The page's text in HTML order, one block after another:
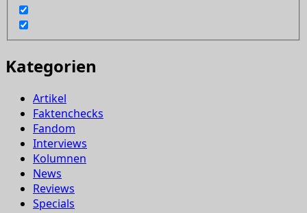
Kategorien
Artikel
Faktenchecks
Fandom
Interviews
Kolumnen
News
Reviews
Specials